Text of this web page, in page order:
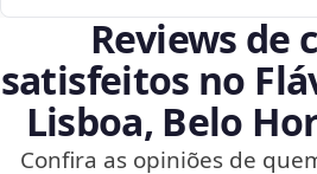
Reviews de
satisfeitos no
Lisboa, Belo
Confira as opiniões de